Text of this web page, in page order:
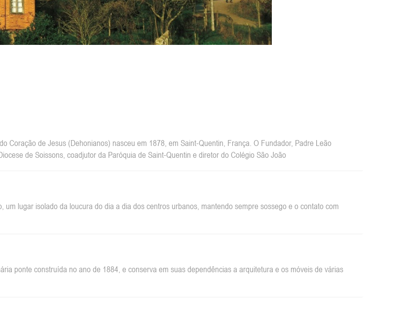
Coração de Jesus (Dehonianos) nasceu em 1878, em Saint-Quentin, França. O Fundador, Padre Leão
de Soissons, coadjutor da Paróquia de Saint-Quentin e diretor do Colégio São João
um lugar isolado da loucura do dia a dia dos centros urbanos, mantendo sempre sossego e o contato com
ponte construída no ano de 1884, e conserva em suas dependências a arquitetura e os móveis de várias